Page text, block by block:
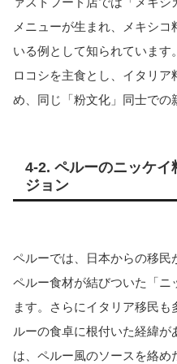
メニューが生まれ、メキシ
いる例として知られていま
ロコシを主食とし、イタリ
め、同じ「粉文化」同士での
4-2. ペルーのニッケ
ジョン
ペルーでは、日本からの移
ペルー食材が結びついた「ニ
ます。さらにイタリア移民
ルーの食卓に根付いた経緯
は、ペルー風のソースを絡